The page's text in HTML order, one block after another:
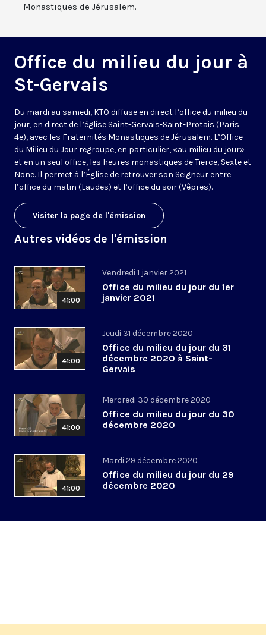
Monastiques de Jérusalem.
Office du milieu du jour à
St-Gervais
Du mardi au samedi, KTO diffuse en direct l’office du milieu du
jour, en direct de l’église Saint-Gervais-Saint-Protais (Paris
4e), avec les Fraternités Monastiques de Jérusalem. L’Office
du Milieu du Jour regroupe, en particulier, «au milieu du jour»
et en un seul office, les heures monastiques de Tierce, Sexte et
None. Il permet à l’Église de retrouver son Seigneur entre
l’office du matin (Laudes) et l’office du soir (Vêpres).
Visiter la page de l'émission
Autres vidéos de l'émission
41:00
Vendredi 1 janvier 2021
Office du milieu du jour du 1er
janvier 2021
41:00
Jeudi 31 décembre 2020
Office du milieu du jour du 31
décembre 2020 à Saint-
Gervais
41:00
Mercredi 30 décembre 2020
Office du milieu du jour du 30
décembre 2020
41:00
Mardi 29 décembre 2020
Office du milieu du jour du 29
décembre 2020